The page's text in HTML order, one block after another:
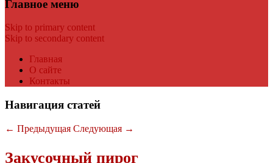
Главное меню
Skip to primary content
Skip to secondary content
Главная
О сайте
Контакты
Навигация статей
← Предыдущая Следующая →
Закусочный пирог